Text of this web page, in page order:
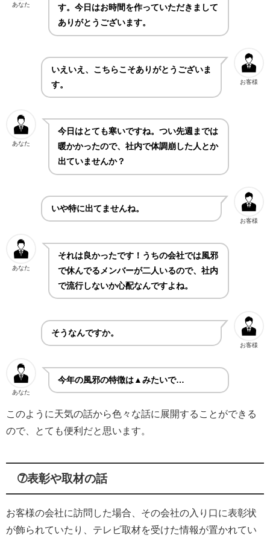
あなた
す。今日はお時間を作っていただきまして
ありがとうございます。
お客様
いえいえ、こちらこそありがとうございま
す。
あなた
今日はとても寒いですね。つい先週までは
暖かかったので、社内で体調崩した人とか
出ていませんか？
お客様
いや特に出てませんね。
あなた
それは良かったです！うちの会社では風邪
で休んでるメンバーが二人いるので、社内
で流行しないか心配なんですよね。
お客様
そうなんですか。
あなた
今年の風邪の特徴は▲みたいで…
このように天気の話から色々な話に展開することができる
ので、とても便利だと思います。
➆表彰や取材の話
お客様の会社に訪問した場合、その会社の入り口に表彰状
が飾られていたり、テレビ取材を受けた情報が置かれてい